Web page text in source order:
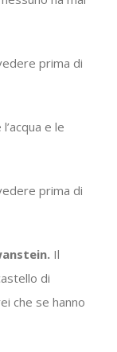
e le
Il
di
che se hanno